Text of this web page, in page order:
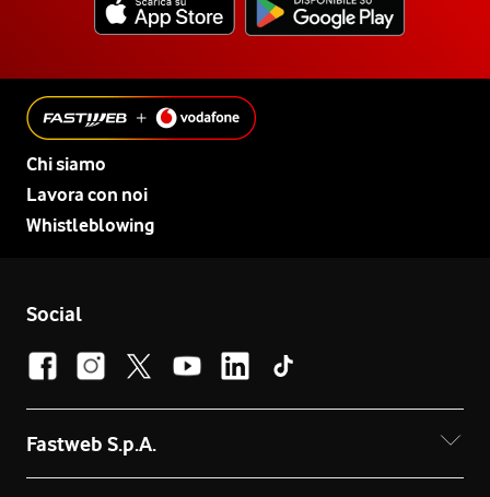
Chi siamo
Lavora con noi
Whistleblowing
Social
Fastweb S.p.A.